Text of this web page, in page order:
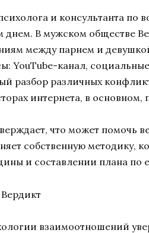
и консультанта
днем. В мужском обществе
между парнем и
YouTube-канал,
разбор различных
интернета, в основном,
что может помочь
собственную методику,
и составлении плана по
взаимоотношений